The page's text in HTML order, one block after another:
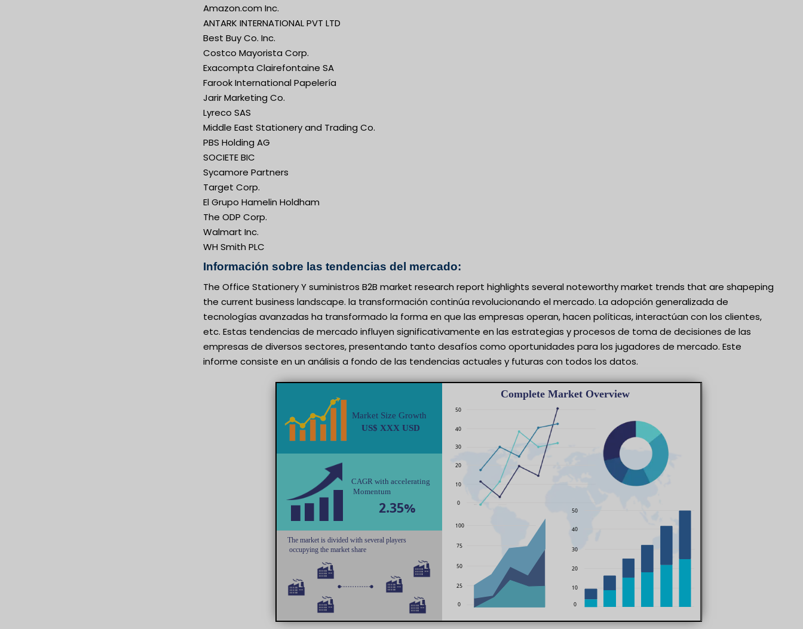
Amazon.com Inc.
ANTARK INTERNATIONAL PVT LTD
Best Buy Co. Inc.
Costco Mayorista Corp.
Exacompta Clairefontaine SA
Farook International Papelería
Jarir Marketing Co.
Lyreco SAS
Middle East Stationery and Trading Co.
PBS Holding AG
SOCIETE BIC
Sycamore Partners
Target Corp.
El Grupo Hamelin Holdham
The ODP Corp.
Walmart Inc.
WH Smith PLC
Información sobre las tendencias del mercado:
The Office Stationery Y suministros B2B market research report highlights several noteworthy market trends that are shapeping
the current business landscape. la transformación continúa revolucionando el mercado. La adopción generalizada de
tecnologías avanzadas ha transformado la forma en que las empresas operan, hacen políticas, interactúan con los clientes,
etc. Estas tendencias de mercado influyen significativamente en las estrategias y procesos de toma de decisiones de las
empresas de diversos sectores, presentando tanto desafíos como oportunidades para los jugadores de mercado. Este
informe consiste en un análisis a fondo de las tendencias actuales y futuras con todos los datos.